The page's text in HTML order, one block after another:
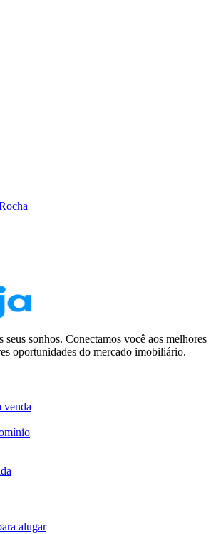
sonhos. Conectamos você aos melhores
oportunidades do mercado imobiliário.
venda
alugar